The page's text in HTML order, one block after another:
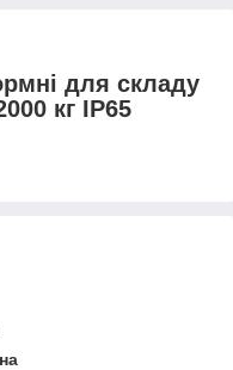
для складу
кг IP65